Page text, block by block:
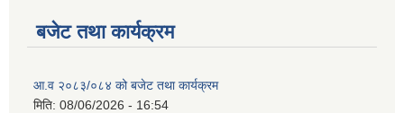
बजेट तथा कार्यक्रम
आ.व २०८३/०८४ को बजेट तथा कार्यक्रम
मिति: 08/06/2026 - 16:54